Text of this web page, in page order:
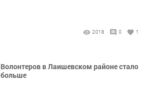
2018 0 1
Волонтеров в Лаишевском районе стало
больше